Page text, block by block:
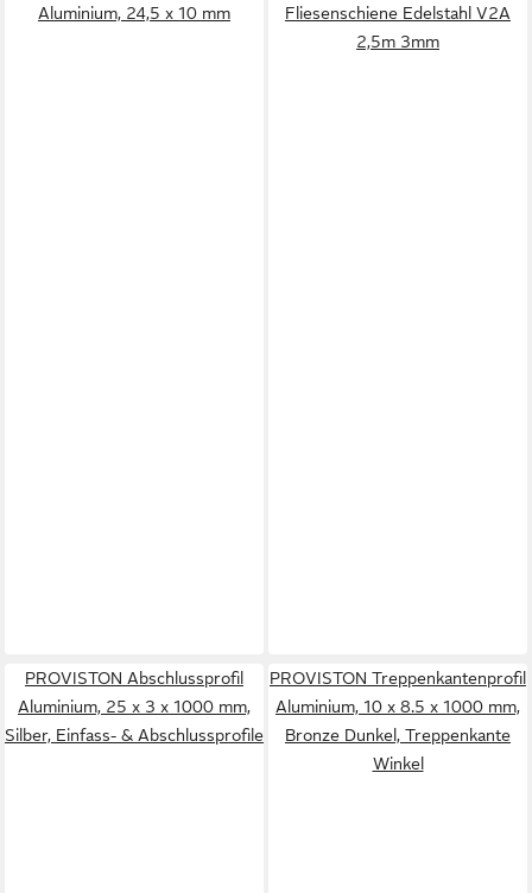
Aluminium, 24,5 x 10 mm
Fliesenschiene Edelstahl V2A
2,5m 3mm
PROVISTON Abschlussprofil
Aluminium, 25 x 3 x 1000 mm,
Silber, Einfass- & Abschlussprofile
PROVISTON Treppenkantenprofil
Aluminium, 10 x 8.5 x 1000 mm,
Bronze Dunkel, Treppenkante
Winkel